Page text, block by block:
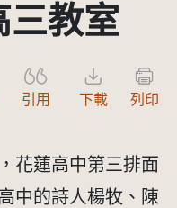
三教室
引用 下載 列印
花蓮高中第三排面
中的詩人楊牧、陳